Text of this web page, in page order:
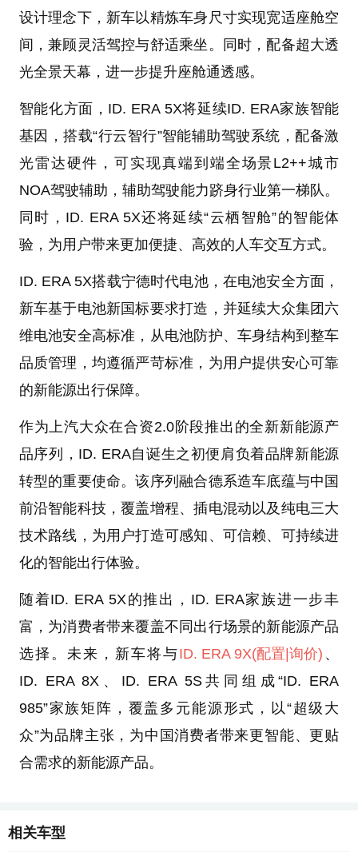
设计理念下，新车以精炼车身尺寸实现宽适座舱空
间，兼顾灵活驾控与舒适乘坐。同时，配备超大透
光全景天幕，进一步提升座舱通透感。
智能化方面，ID. ERA 5X将延续ID. ERA家族智能
基因，搭载“行云智行”智能辅助驾驶系统，配备激
光雷达硬件，可实现真端到端全场景L2++城市
NOA驾驶辅助，辅助驾驶能力跻身行业第一梯队。
同时，ID. ERA 5X还将延续“云栖智舱”的智能体
验，为用户带来更加便捷、高效的人车交互方式。
ID. ERA 5X搭载宁德时代电池，在电池安全方面，
新车基于电池新国标要求打造，并延续大众集团六
维电池安全高标准，从电池防护、车身结构到整车
品质管理，均遵循严苛标准，为用户提供安心可靠
的新能源出行保障。
作为上汽大众在合资2.0阶段推出的全新新能源产
品序列，ID. ERA自诞生之初便肩负着品牌新能源
转型的重要使命。该序列融合德系造车底蕴与中国
前沿智能科技，覆盖增程、插电混动以及纯电三大
技术路线，为用户打造可感知、可信赖、可持续进
化的智能出行体验。
随着ID. ERA 5X的推出，ID. ERA家族进一步丰
富，为消费者带来覆盖不同出行场景的新能源产品
选择。未来，新车将与ID. ERA 9X(配置|询价) 、
ID. ERA 8X、ID. ERA 5S共同组成“ID. ERA
985”家族矩阵，覆盖多元能源形式，以“超级大
众”为品牌主张，为中国消费者带来更智能、更贴
合需求的新能源产品。
相关车型